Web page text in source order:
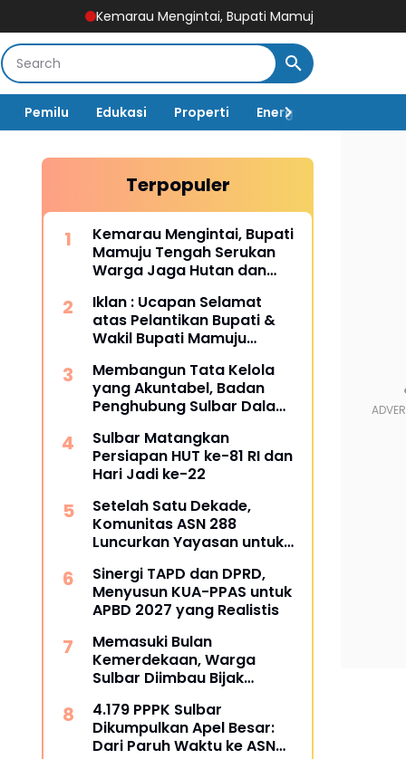
Kemarau Mengintai, Bupati Mamuju Tengah Serukan Warga
Pemilu Edukasi Properti Energi
Terpopuler
Kemarau Mengintai, Bupati
Mamuju Tengah Serukan
Warga Jaga Hutan dan
Iklan : Ucapan Selamat
atas Pelantikan Bupati &
Wakil Bupati Mamuju
Membangun Tata Kelola
yang Akuntabel, Badan
Penghubung Sulbar Dalami
Jasa
Sulbar Matangkan
Persiapan HUT ke-81 RI dan
Hari Jadi ke-22
Setelah Satu Dekade,
Komunitas ASN 288
Luncurkan Yayasan untuk
Kesehatan
Sinergi TAPD dan DPRD,
Menyusun KUA-PPAS untuk
APBD 2027 yang Realistis
Memasuki Bulan
Kemerdekaan, Warga
Sulbar Diimbau Bijak
4.179 PPPK Sulbar
Dikumpulkan Apel Besar:
Dari Paruh Waktu ke ASN